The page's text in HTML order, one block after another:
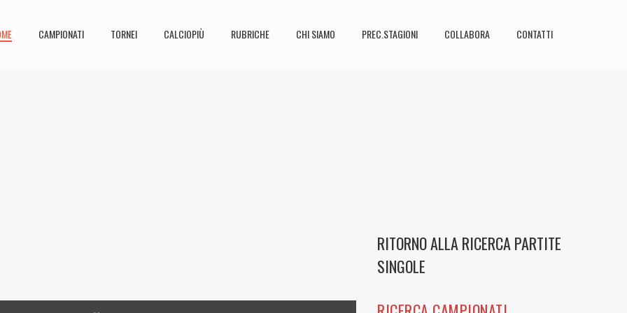
CAMPIONATI TORNEI CALCIOPIÙ RUBRICHE CHI SIAMO PREC.STAGIONI COLLABORA CONTATTI
RITORNO ALLA RICERCA PARTITE
SINGOLE